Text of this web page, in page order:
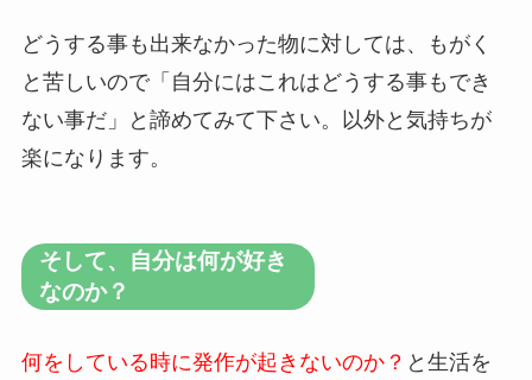
どうする事も出来なかった物に対しては、もがく
と苦しいので「自分にはこれはどうする事もでき
ない事だ」と諦めてみて下さい。以外と気持ちが
楽になります。
そして、自分は何が好き
なのか？
何をしている時に発作が起きないのか？ と生活を